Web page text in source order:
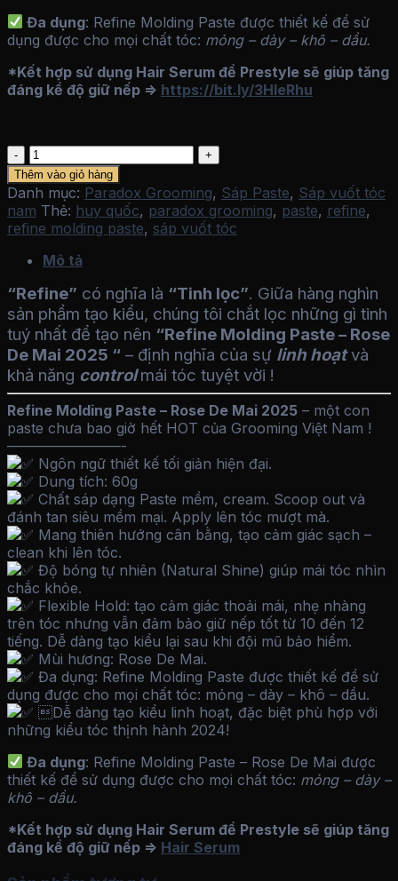
Đa dụng: Refine Molding Paste được thiết kế để sử
dụng được cho mọi chất tóc: mỏng – dày – khô – dầu.
*Kết hợp sử dụng Hair Serum để Prestyle sẽ giúp tăng
đáng kể độ giữ nếp => https://bit.ly/3HleRhu
Sáp
vuốt
tóc
Refine
Molding
Paste
-
De
Mai
2025
số
lượng
Thêm vào giỏ hàng
Danh mục: Paradox Grooming, Sáp Paste, Sáp vuốt tóc
nam Thẻ: huy quốc, paradox grooming, paste, refine,
refine molding paste, sáp vuốt tóc
Mô tả
“Refine” có nghĩa là “Tinh lọc”. Giữa hàng nghìn
sản phẩm tạo kiểu, chúng tôi chắt lọc những gì tinh
tuý nhất để tạo nên “Refine Molding Paste – Rose
De Mai 2025 “ – định nghĩa của sự linh hoạtvà
khả năng control mái tóc tuyệt vời !
Refine Molding Paste – Rose De Mai 2025 – một con
paste chưa bao giờ hết HOT của Grooming Việt Nam !
————————-
Ngôn ngữ thiết kế tối giản hiện đại.
Dung tích: 60g
Chất sáp dạng Paste mềm, cream. Scoop out và
đánh tan siêu mềm mại. Apply lên tóc mượt mà.
Mang thiên hướng cân bằng, tạo cảm giác sạch –
clean khi lên tóc.
Độ bóng tự nhiên (Natural Shine) giúp mái tóc nhìn
chắc khỏe.
Flexible Hold: tạo cảm giác thoải mái, nhẹ nhàng
trên tóc nhưng vẫn đảm bảo giữ nếp tốt từ 10 đến 12
tiếng. Dễ dàng tạo kiểu lại sau khi đội mũ bảo hiểm.
Mùi hương: Rose De Mai.
Đa dụng: Refine Molding Paste được thiết kế để sử
dụng được cho mọi chất tóc: mỏng – dày – khô – dầu.
Dễ dàng tạo kiểu linh hoạt, đặc biệt phù hợp với
những kiểu tóc thịnh hành 2024!
Đa dụng: Refine Molding Paste – Rose De Mai được
thiết kế để sử dụng được cho mọi chất tóc: mỏng – dày –
khô – dầu.
*Kết hợp sử dụng Hair Serum để Prestyle sẽ giúp tăng
đáng kể độ giữ nếp => Hair Serum